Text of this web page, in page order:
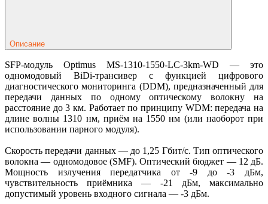
Описание
SFP-модуль Optimus MS-1310-1550-LC-3km-WD — это
одномодовый BiDi-трансивер с функцией цифрового
диагностического мониторинга (DDM), предназначенный для
передачи данных по одному оптическому волокну на
расстояние до 3 км. Работает по принципу WDM: передача на
длине волны 1310 нм, приём на 1550 нм (или наоборот при
использовании парного модуля).
Скорость передачи данных — до 1,25 Гбит/с. Тип оптического
волокна — одномодовое (SMF). Оптический бюджет — 12 дБ.
Мощность излучения передатчика от -9 до -3 дБм,
чувствительность приёмника — -21 дБм, максимально
допустимый уровень входного сигнала — -3 дБм.